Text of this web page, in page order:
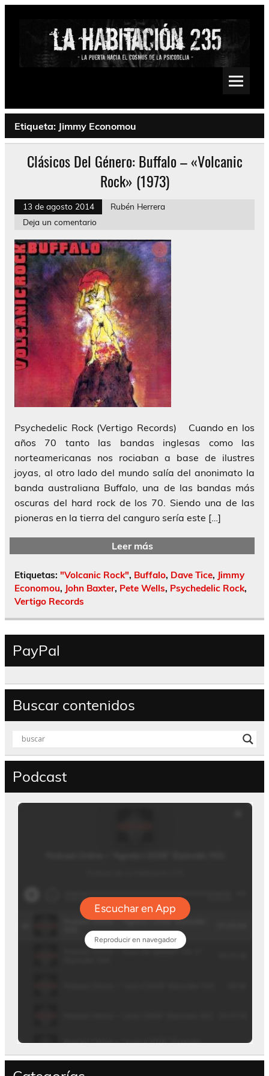
Saltar
Psychedelic, Stoner, Doom, Sludge, Fuzz, Space, Drone
Etiqueta: Jimmy Economou
Clásicos Del Género: Buffalo – «Volcanic
Rock» (1973)
13 de agosto 2014
Rubén Herrera
Deja un comentario
Psychedelic Rock (Vertigo Records) Cuando en los
años 70 tanto las bandas inglesas como las
norteamericanas nos rociaban a base de ilustres
joyas, al otro lado del mundo salía del anonimato la
banda australiana Buffalo, una de las bandas más
oscuras del hard rock de los 70. Siendo una de las
pioneras en la tierra del canguro sería este […]
Leer más
Etiquetas: "Volcanic Rock", Buffalo, Dave Tice, Jimmy
Economou, John Baxter, Pete Wells, Psychedelic Rock,
Vertigo Records
PayPal
Buscar contenidos
Podcast